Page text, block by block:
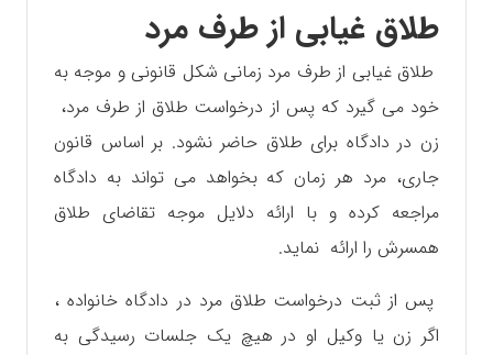
طلاق غیابی از طرف مرد
طلاق غیابی از طرف مرد زمانی شکل قانونی و موجه به
خود می گیرد که پس از درخواست طلاق از طرف مرد،
زن در دادگاه برای طلاق حاضر نشود. بر اساس قانون
جاری، مرد هر زمان که بخواهد می تواند به دادگاه
مراجعه کرده و با ارائه دلایل موجه تقاضای طلاق
همسرش را ارائه نماید.
پس از ثبت درخواست طلاق مرد در دادگاه خانواده ،
اگر زن یا وکیل او در هیچ یک جلسات رسیدگی به